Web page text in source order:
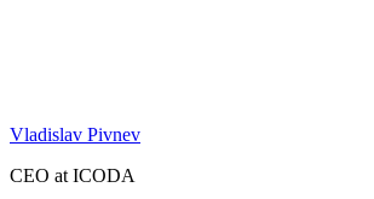
Vladislav Pivnev
CEO at ICODA